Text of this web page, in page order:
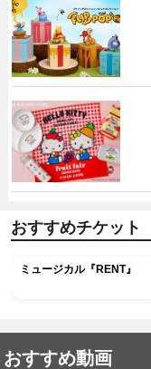
おすすめチケット
ミュージカル『RENT』
おすすめ動画